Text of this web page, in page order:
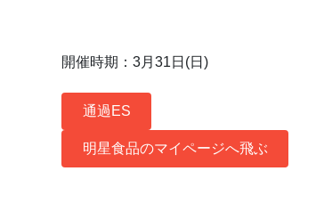
開催時期：3月31日(日)
通過ES
明星食品のマイページへ飛ぶ